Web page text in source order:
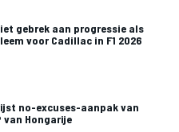
gebrek aan progressie als
voor Cadillac in F1 2026
no-excuses-aanpak van
van Hongarije